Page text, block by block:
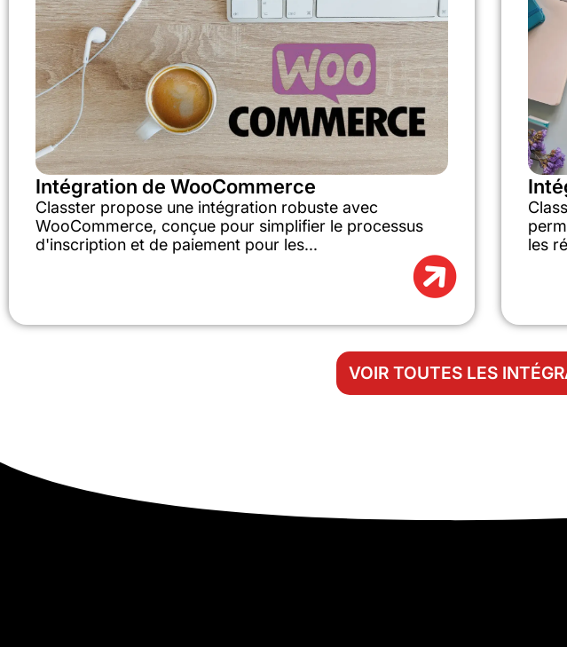
Intégration de WooCommerce
Classter propose une intégration robuste avec
WooCommerce, conçue pour simplifier le processus
d'inscription et de paiement pour les...
les
VOIR TOUTES LES